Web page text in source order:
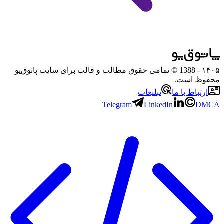
۱۴۰۵
- 1388 © تمامی حقوق مطالب و قالب برای سایت پاتوق‌یو
محفوظ است.
ارتباط با ما
تبلیغات
Telegram
LinkedIn DMCA